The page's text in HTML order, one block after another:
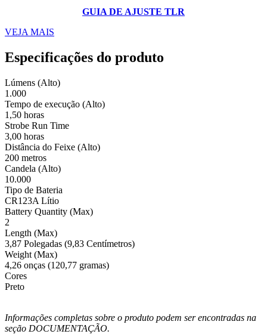
GUIA DE AJUSTE TLR
VEJA MAIS
Especificações do produto
Lúmens (Alto)
1.000
Tempo de execução (Alto)
1,50 horas
Strobe Run Time
3,00 horas
Distância do Feixe (Alto)
200 metros
Candela (Alto)
10.000
Tipo de Bateria
CR123A Lítio
Battery Quantity (Max)
2
Length (Max)
3,87 Polegadas (9,83 Centímetros)
Weight (Max)
4,26 onças (120,77 gramas)
Cores
Preto
Informações completas sobre o produto podem ser encontradas na
seção DOCUMENTAÇÃO.